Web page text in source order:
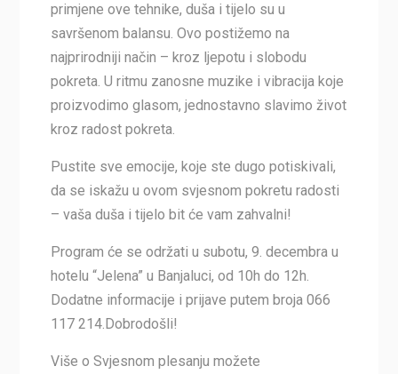
primjene ove tehnike, duša i tijelo su u
savršenom balansu. Ovo postižemo na
najprirodniji način – kroz ljepotu i slobodu
pokreta. U ritmu zanosne muzike i vibracija koje
proizvodimo glasom, jednostavno slavimo život
kroz radost pokreta.
Pustite sve emocije, koje ste dugo potiskivali,
da se iskažu u ovom svjesnom pokretu radosti
– vaša duša i tijelo bit će vam zahvalni!
Program će se održati u subotu, 9. decembra u
hotelu “Jelena” u Banjaluci, od 10h do 12h.
Dodatne informacije i prijave putem broja 066
117 214.Dobrodošli!
Više o Svjesnom plesanju možete